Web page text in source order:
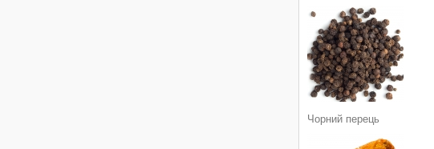
Чорний перець